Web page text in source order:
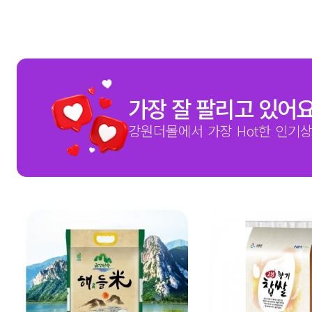
가장 잘 팔리고 있어
강원더몰에서 가장 Hot한 인기